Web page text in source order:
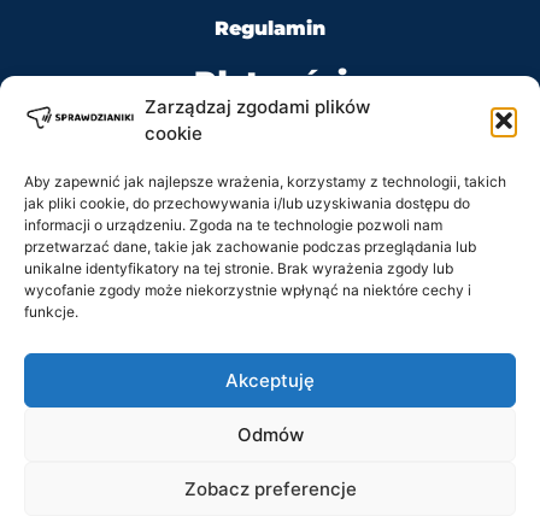
Zarządzaj zgodami plików
cookie
Aby zapewnić jak najlepsze wrażenia, korzystamy z technologii, takich
jak pliki cookie, do przechowywania i/lub uzyskiwania dostępu do
informacji o urządzeniu. Zgoda na te technologie pozwoli nam
przetwarzać dane, takie jak zachowanie podczas przeglądania lub
unikalne identyfikatory na tej stronie. Brak wyrażenia zgody lub
wycofanie zgody może niekorzystnie wpłynąć na niektóre cechy i
funkcje.
Akceptuję
Odmów
Zobacz preferencje
Regulamin
Płatności
Kontakt
Tel: +48 728 484 484
wszelkie prawa zastrzeżone.
Regulamin